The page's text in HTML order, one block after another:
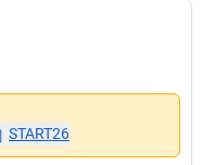
START26